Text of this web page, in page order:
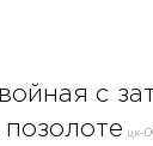
с
цк-